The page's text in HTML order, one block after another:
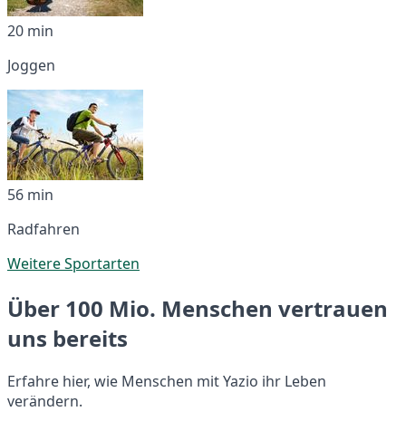
20 min
Joggen
56 min
Radfahren
Weitere Sportarten
Über 100 Mio. Menschen vertrauen
uns bereits
Erfahre hier, wie Menschen mit Yazio ihr Leben
verändern.